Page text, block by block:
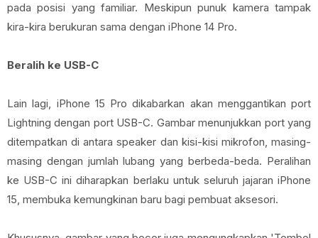
pada posisi yang familiar. Meskipun punuk kamera tampak
kira-kira berukuran sama dengan iPhone 14 Pro.
Beralih ke USB-C
Lain lagi, iPhone 15 Pro dikabarkan akan menggantikan port
Lightning dengan port USB-C. Gambar menunjukkan port yang
ditempatkan di antara speaker dan kisi-kisi mikrofon, masing-
masing dengan jumlah lubang yang berbeda-beda. Peralihan
ke USB-C ini diharapkan berlaku untuk seluruh jajaran iPhone
15, membuka kemungkinan baru bagi pembuat aksesori.